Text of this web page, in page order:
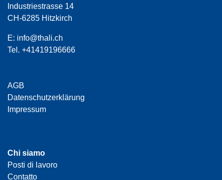
Industriestrasse 14
CH-6285 Hitzkirch
E: info@thali.ch
Tel. +41419196666
AGB
Datenschutzerklärung
Impressum
Chi siamo
Posti di lavoro
Contatto